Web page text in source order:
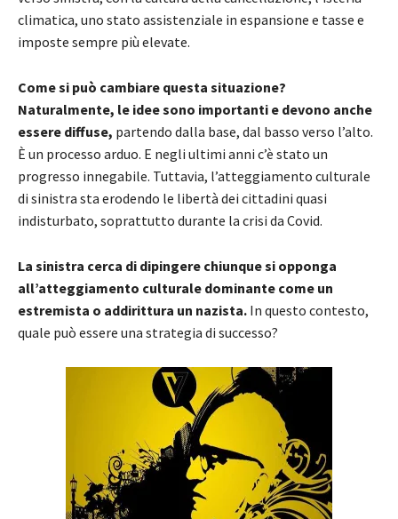
climatica, uno stato assistenziale in espansione e tasse e
imposte sempre più elevate.
Come si può cambiare questa situazione?
Naturalmente, le idee sono importanti e devono anche
essere diffuse, partendo dalla base, dal basso verso l’alto.
È un processo arduo. E negli ultimi anni c’è stato un
progresso innegabile. Tuttavia, l’atteggiamento culturale
di sinistra sta erodendo le libertà dei cittadini quasi
indisturbato, soprattutto durante la crisi da Covid.
La sinistra cerca di dipingere chiunque si opponga
all’atteggiamento culturale dominante come un
estremista o addirittura un nazista. In questo contesto,
quale può essere una strategia di successo?